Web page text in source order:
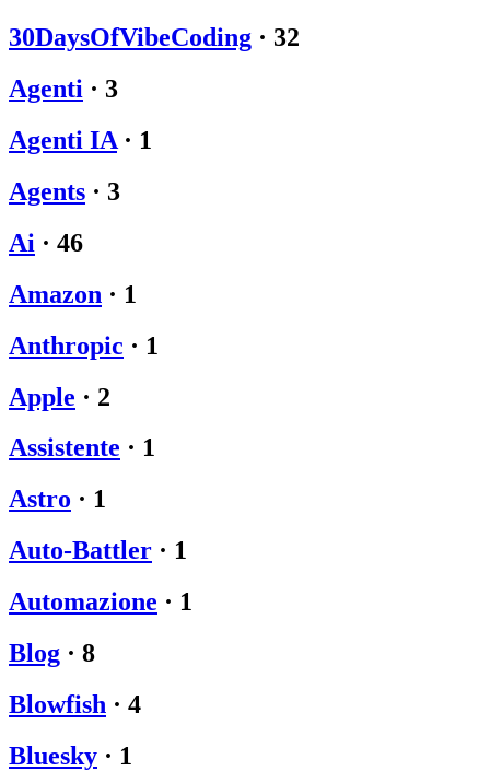
30DaysOfVibeCoding · 32
Agenti · 3
Agenti IA · 1
Agents · 3
Ai · 46
Amazon · 1
Anthropic · 1
Apple · 2
Assistente · 1
Astro · 1
Auto-Battler · 1
Automazione · 1
Blog · 8
Blowfish · 4
Bluesky · 1